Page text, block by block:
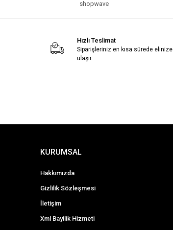
shopwave
Hızlı Teslimat
Siparişleriniz en kısa sürede elinize
ulaşır.
KURUMSAL
Hakkımızda
Gizlilik Sözleşmesi
İletişim
Xml Bayilik Hizmeti